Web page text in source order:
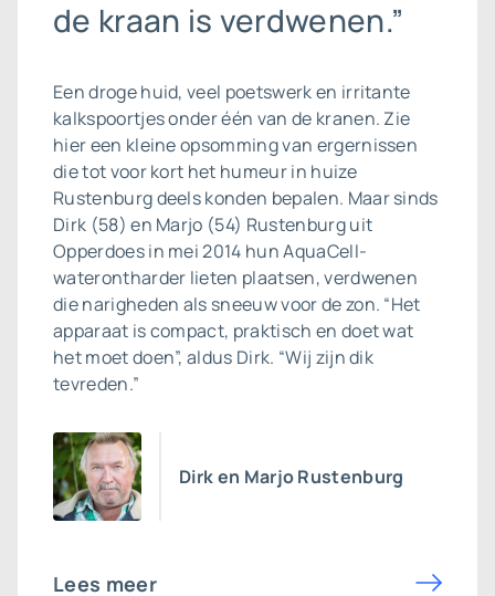
de kraan is verdwenen.”
Een droge huid, veel poetswerk en irritante
kalkspoortjes onder één van de kranen. Zie
hier een kleine opsomming van ergernissen
die tot voor kort het humeur in huize
Rustenburg deels konden bepalen. Maar sinds
Dirk (58) en Marjo (54) Rustenburg uit
Opperdoes in mei 2014 hun AquaCell-
waterontharder lieten plaatsen, verdwenen
die narigheden als sneeuw voor de zon. “Het
apparaat is compact, praktisch en doet wat
het moet doen”, aldus Dirk. “Wij zijn dik
tevreden.”
Dirk en Marjo Rustenburg
Lees meer